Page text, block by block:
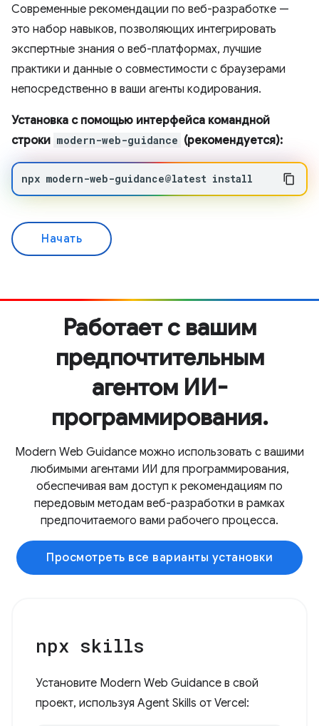
Современные рекомендации по веб-разработке —
это набор навыков, позволяющих интегрировать
экспертные знания о веб-платформах, лучшие
практики и данные о совместимости с браузерами
непосредственно в ваши агенты кодирования.
Установка с помощью интерфейса командной
строки modern-web-guidance (рекомендуется):
npx modern-web-guidance@latest install
Начать
Работает с вашим
предпочтительным
агентом ИИ-
программирования.
Modern Web Guidance можно использовать с вашими
любимыми агентами ИИ для программирования,
обеспечивая вам доступ к рекомендациям по
передовым методам веб-разработки в рамках
предпочитаемого вами рабочего процесса.
Просмотреть все варианты установки
npx skills
Установите Modern Web Guidance в свой
проект, используя Agent Skills от Vercel: